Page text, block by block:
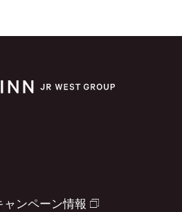
ンペーン情報